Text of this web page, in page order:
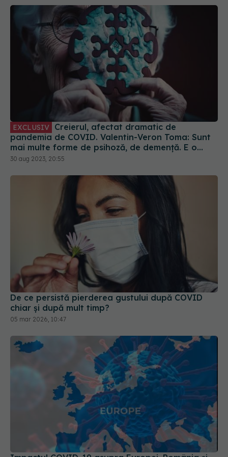
EXCLUSIV
pandemia de COVID. Valentin-Veron Toma: Sunt
mai multe forme de psihoză, de demență. E o
accelerare a unor fenomene care păreau să fie
30 aug 2023, 20:55
De ce persistă pierderea gustului după COVID
chiar și după mult timp?
05 mar 2026, 10:47